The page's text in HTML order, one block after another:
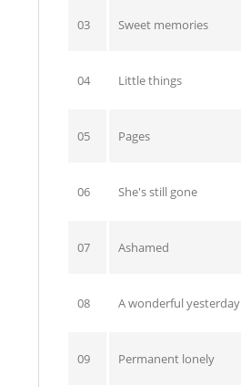
03 Sweet memories
04 Little things
05 Pages
06 She's still gone
07 Ashamed
08 A wonderful yesterday
09 Permanent lonely